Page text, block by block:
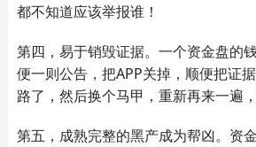
都不知道应该举报谁！
第四，易于销毁证据。一个资金盘的
便一则公告，把APP关掉，顺便把证
路了，然后换个马甲，重新再来一遍
第五，成熟完整的黑产成为帮凶。资